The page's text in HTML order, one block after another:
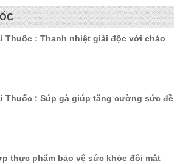
Thuốc : Thanh nhiệt giải độc với cháo
Thuốc : Súp gà giúp tăng cường sức đề
thực phẩm bảo vệ sức khỏe đôi mắt